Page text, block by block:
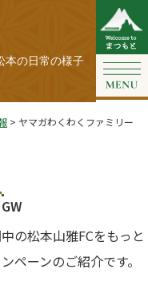
本の日常の様子
> ヤマガわくわくファミリー
の松本山雅FCをもっと
ペーンのご紹介です。